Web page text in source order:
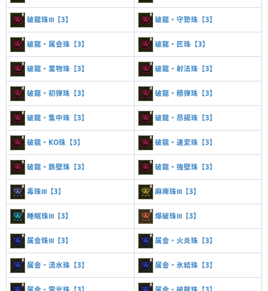
破龍珠Ⅲ【3】 破龍・守勢珠【3】
破龍・属会珠【3】 破龍・匠珠【3】
破龍・業物珠【3】 破龍・射法珠【3】
破龍・初弾珠【3】 破龍・積弾珠【3】
破龍・集中珠【3】 破龍・昂揚珠【3】
破龍・KO珠【3】 破龍・速変珠【3】
破龍・鉄壁珠【3】 破龍・強壁珠【3】
毒珠Ⅲ【3】 麻痺珠Ⅲ【3】
睡眠珠Ⅲ【3】 爆破珠Ⅲ【3】
属会珠Ⅲ【3】 属会・火炎珠【3】
属会・流水珠【3】 属会・氷結珠【3】